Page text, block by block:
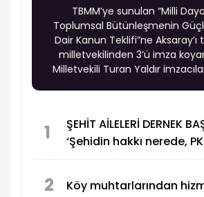
TBMM’ye sunulan “Milli
Toplumsal Bütünleşmenin
Dair Kanun Teklifi”ne
milletvekilinden 3’ü imza
Milletvekili Turan Yaldır
1
ŞEHİT AİLELERİ DERNEK
‘Şehidin hakkı nerede,
2 Köy muhtarlarından